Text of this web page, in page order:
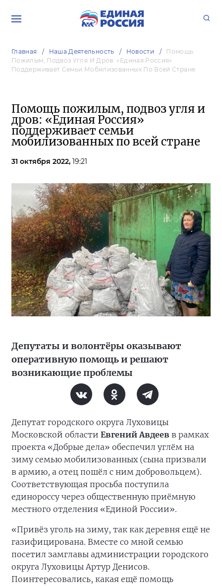
Главная Наша Деятельность Новости
Помощь
Пожилым, Подвоз Угля И Дров: «Единая Россия»
Поддерживает Семьи Мобилизованных По Всей Стране
Помощь пожилым, подвоз угля и
дров: «Единая Россия»
поддерживает семьи
мобилизованных по всей стране
31 октября 2022, 19:21
Депутаты и волонтёры оказывают
оперативную помощь и решают
возникающие проблемы
Депутат городского округа Луховицы
Московской области Евгений Авдеев в рамках
проекта «Добрые дела» обеспечил углём на
зиму семью мобилизованных (сына призвали
в армию, а отец пошёл с ним добровольцем).
Соответствующая просьба поступила
единороссу через общественную приёмную
местного отделения «Единой России».
«Привёз уголь на зиму, так как деревня ещё не
газифицирована. Вместе со мной семью
посетил замглавы администрации городского
округа Луховицы Артур Денисов.
Поинтересовались, какая ещё помощь